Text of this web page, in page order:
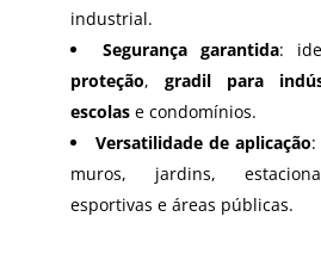
industrial.
Segurança garantida:
proteção, gradil para
escolase condomínios.
Versatilidade de aplicação
muros, jardins,
esportivas e áreas públicas.